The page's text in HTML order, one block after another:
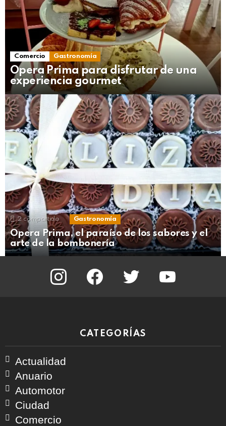
Comercio Gastronomía
Opera Prima para disfrutar de una
experiencia gourmet
2 compartido Gastronomía
Opera Prima, el paraíso de los sabores y el
arte de la bombonería
instagram facebook twitter
CATEGORÍAS
Actualidad
Anuario
Automotor
Ciudad
Comercio